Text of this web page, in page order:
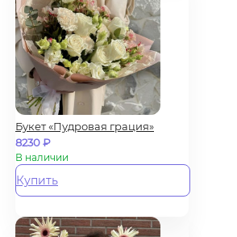
Букет «Пудровая грация»
8230₽
В наличии
Купить